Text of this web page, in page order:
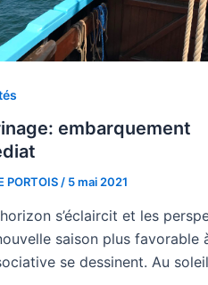
embarquement
PORTOIS/ 5 mai 2021
s’éclaircit et les
saison plus favorable
se dessinent. Au